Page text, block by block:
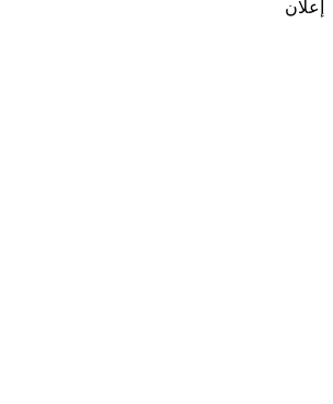
إعلان